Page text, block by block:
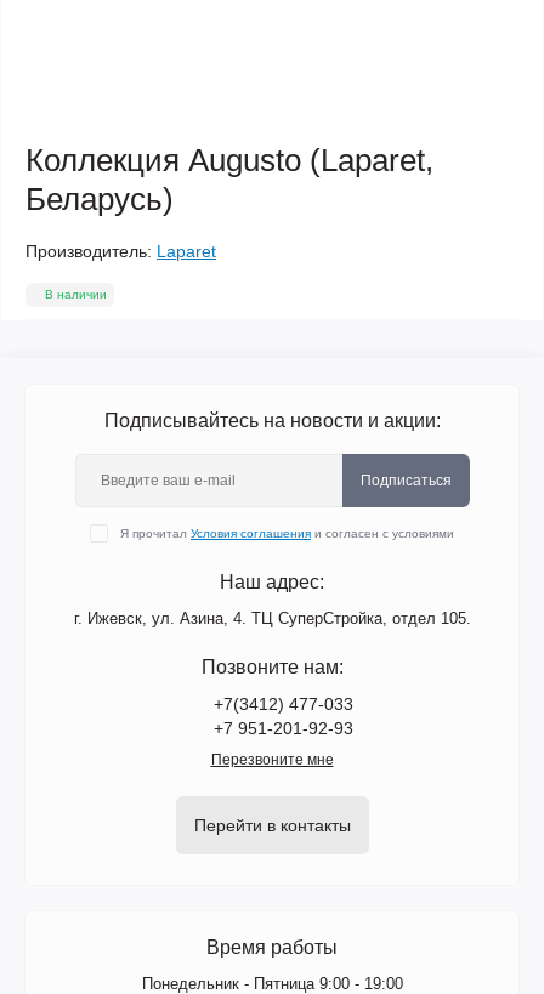
Коллекция Augusto (Laparet,
Беларусь)
Производитель: Laparet
В наличии
Подписывайтесь на новости и акции:
Подписаться
Я прочитал Условия соглашения и согласен с условиями
Наш адрес:
г. Ижевск, ул. Азина, 4. ТЦ СуперСтройка, отдел 105.
Позвоните нам:
+7(3412) 477-033
+7 951-201-92-93
Перезвоните мне
Перейти в контакты
Время работы
Понедельник - Пятница 9:00 - 19:00